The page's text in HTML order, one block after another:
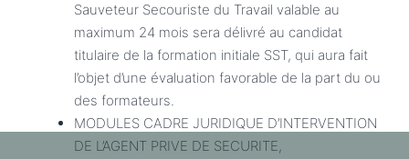
Sauveteur Secouriste du Travail valable au
maximum 24 mois sera délivré au candidat
titulaire de la formation initiale SST, qui aura fait
l’objet d’une évaluation favorable de la part du ou
des formateurs.
MODULES CADRE JURIDIQUE D’INTERVENTION
DE L’AGENT PRIVE DE SECURITE,